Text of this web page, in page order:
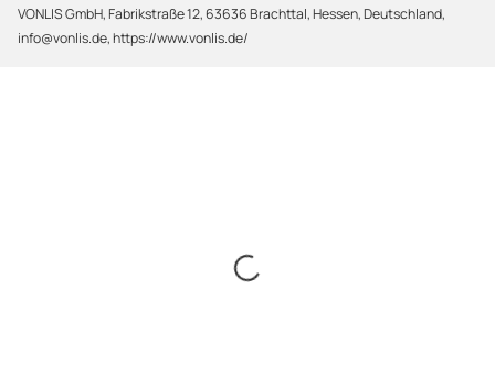
VONLIS GmbH, Fabrikstraße 12, 63636 Brachttal, Hessen, Deutschland,
info@vonlis.de, https://www.vonlis.de/